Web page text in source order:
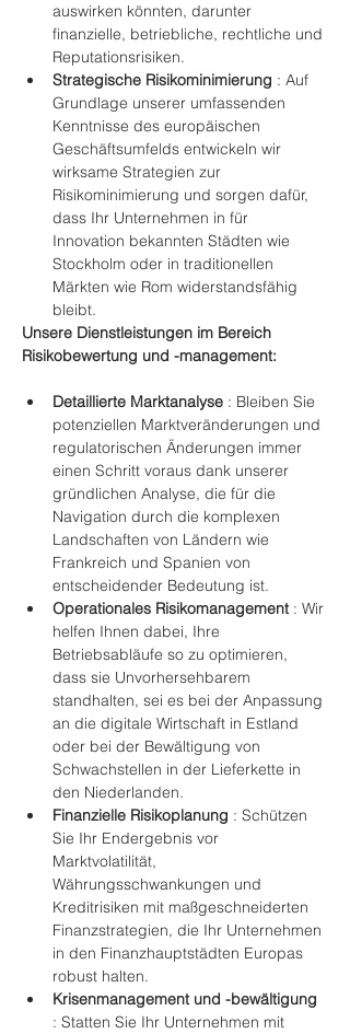
auswirken könnten, darunter
finanzielle, betriebliche, rechtliche und
Reputationsrisiken.
Strategische Risikominimierung : Auf
Grundlage unserer umfassenden
Kenntnisse des europäischen
Geschäftsumfelds entwickeln wir
wirksame Strategien zur
Risikominimierung und sorgen dafür,
dass Ihr Unternehmen in für
Innovation bekannten Städten wie
Stockholm oder in traditionellen
Märkten wie Rom widerstandsfähig
bleibt.
Unsere Dienstleistungen im Bereich
Risikobewertung und -management:
Detaillierte Marktanalyse : Bleiben Sie
potenziellen Marktveränderungen und
regulatorischen Änderungen immer
einen Schritt voraus dank unserer
gründlichen Analyse, die für die
Navigation durch die komplexen
Landschaften von Ländern wie
Frankreich und Spanien von
entscheidender Bedeutung ist.
Operationales Risikomanagement : Wir
helfen Ihnen dabei, Ihre
Betriebsabläufe so zu optimieren,
dass sie Unvorhersehbarem
standhalten, sei es bei der Anpassung
an die digitale Wirtschaft in Estland
oder bei der Bewältigung von
Schwachstellen in der Lieferkette in
den Niederlanden.
Finanzielle Risikoplanung : Schützen
Sie Ihr Endergebnis vor
Marktvolatilität,
Währungsschwankungen und
Kreditrisiken mit maßgeschneiderten
Finanzstrategien, die Ihr Unternehmen
in den Finanzhauptstädten Europas
robust halten.
Krisenmanagement und -bewältigung
: Statten Sie Ihr Unternehmen mit